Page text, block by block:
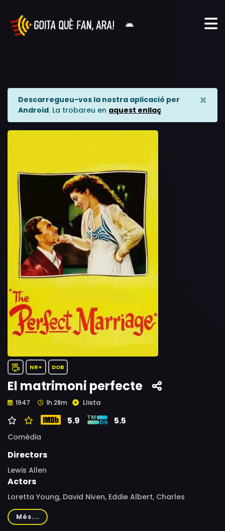
Descarregueu-vos la nostra aplicació per
Android. La trobareu en aquest enllaç
×
NR+ DOB
El matrimoni perfecte
1947 1h 28m Llista
5.9 5.5
Comèdia
Directors
Lewis Allen
Actors
Loretta Young, David Niven, Eddie Albert, Charles
Ruggles, Virginia Field, Rita Johnson, Zasu Pitts, Nona
Griffith, Nana Bryant, Jerome Cowan, Luella Gear,
Més...